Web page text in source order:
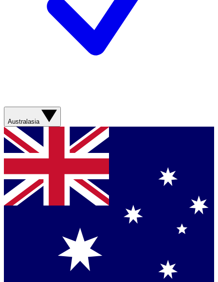
Australasia